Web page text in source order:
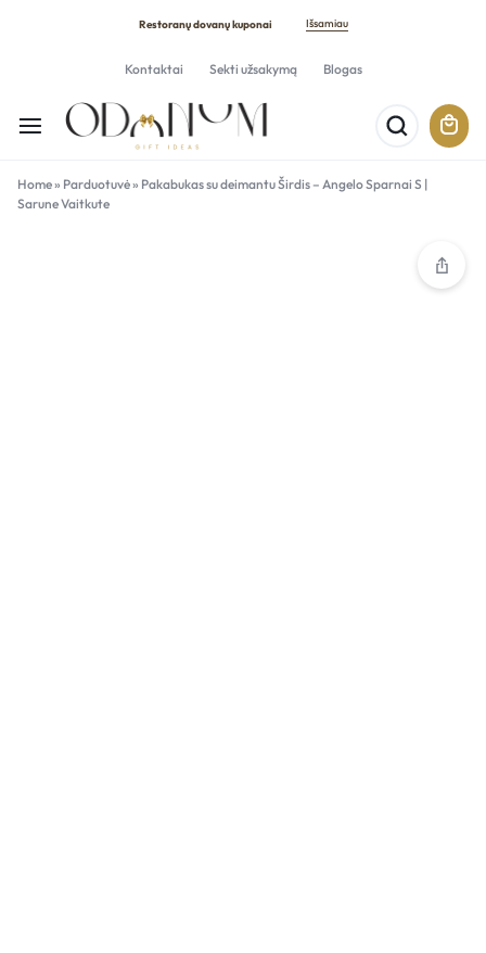
Restoranų dovanų kuponai Išsamiau
Kontaktai Sekti užsakymą Blogas
Home» Parduotuvė» Pakabukas su deimantu Širdis – Angelo Sparnai S |
Sarune Vaitkute